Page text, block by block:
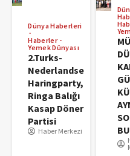
Dünya Haberleri
Haberler
Yemek Dünyası
2.Turks-
Nederlandse
Haringparty,
Ringa Balığı
Kasap Döner
Partisi
Haber Merkezi